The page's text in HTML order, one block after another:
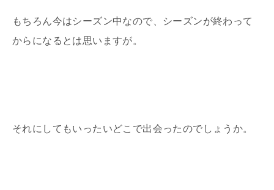
もちろん今はシーズン中なので、シーズンが終わって
からになるとは思いますが。
それにしてもいったいどこで出会ったのでしょうか。